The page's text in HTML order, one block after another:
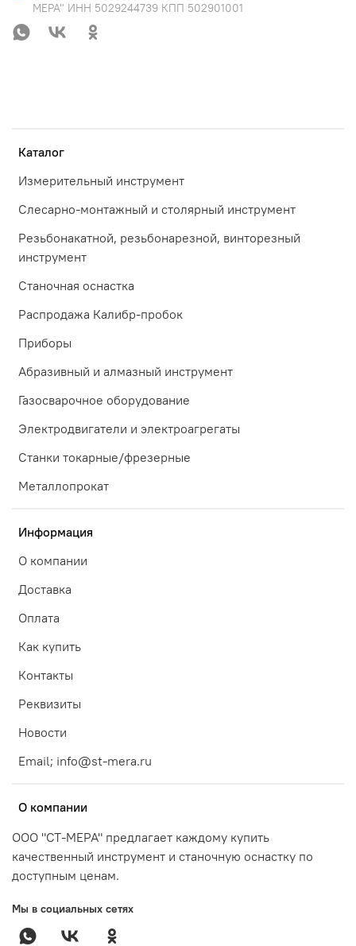
Каталог
Измерительный инструмент
Слесарно-монтажный и столярный инструмент
Резьбонакатной, резьбонарезной, винторезный
инструмент
Станочная оснастка
Распродажа Калибр-пробок
Приборы
Абразивный и алмазный инструмент
Газосварочное оборудование
Электродвигатели и электроагрегаты
Станки токарные/фрезерные
Металлопрокат
Информация
О компании
Доставка
Оплата
Как купить
Контакты
Реквизиты
Новости
Email; info@st-mera.ru
О компании
ООО "СТ-МЕРА" предлагает каждому купить
качественный инструмент и станочную оснастку по
доступным ценам.
Мы в социальных сетях
МЕРА" ИНН 5029244739 КПП 502901001